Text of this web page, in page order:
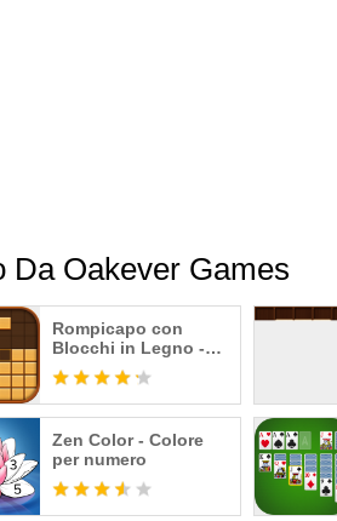
Da Oakever Games
Rompicapo con
Blocchi in Legno -
Classico Gioco
Zen Color - Colore
per numero